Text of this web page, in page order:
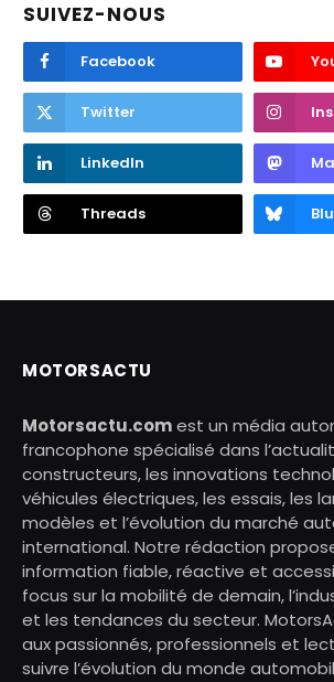
SUIVEZ-NOUS
Facebook
Twitter
LinkedIn
Threads
MOTORSACTU
Motorsactu.comest un média
francophone spécialisé dans
constructeurs, les innovations
véhicules électriques, les essais, les
modèles et l’évolution du marché
international. Notre rédaction
information fiable, réactive et
focus sur la mobilité de demain,
et les tendances du secteur.
aux passionnés, professionnels et
suivre l’évolution du monde